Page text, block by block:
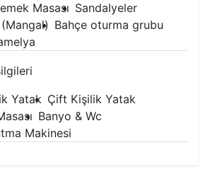
Masası Sandalyeler
Bahçe oturma grubu
Yatak Çift Kişilik Yatak
Banyo & Wc
Makinesi